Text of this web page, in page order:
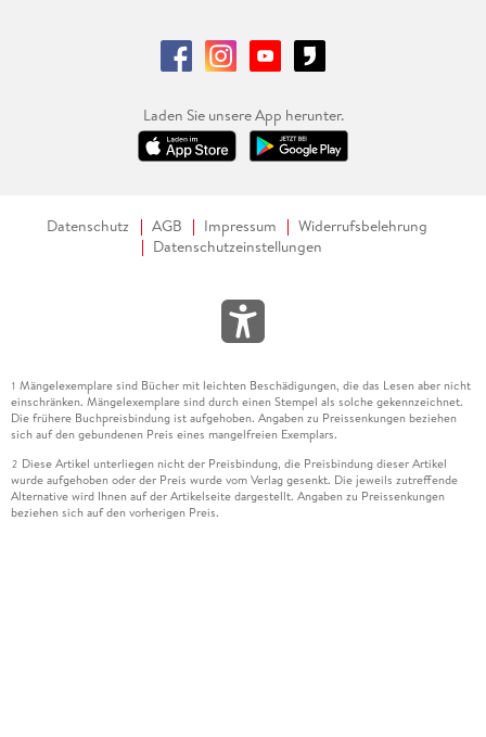
Laden Sie unsere App herunter.
Datenschutz AGB Impressum
Widerrufsbelehrung
Datenschutzeinstellungen
1 Mängelexemplare sind Bücher mit leichten Beschädigungen, die das Lesen aber nicht
einschränken. Mängelexemplare sind durch einen Stempel als solche gekennzeichnet.
Die frühere Buchpreisbindung ist aufgehoben. Angaben zu Preissenkungen beziehen
sich auf den gebundenen Preis eines mangelfreien Exemplars.
2 Diese Artikel unterliegen nicht der Preisbindung, die Preisbindung dieser Artikel
wurde aufgehoben oder der Preis wurde vom Verlag gesenkt. Die jeweils zutreffende
Alternative wird Ihnen auf der Artikelseite dargestellt. Angaben zu Preissenkungen
beziehen sich auf den vorherigen Preis.